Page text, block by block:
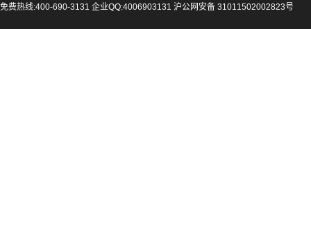
免费热线:400-690-3131 企业QQ:4006903131 沪公网安备 31011502002823号